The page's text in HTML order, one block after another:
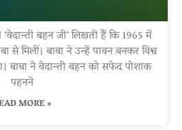
‘वेदान्ती बहन जी’ लिखती हैं कि 1965 में
मिलीं। बाबा ने उन्हें पावन बनकर विश्व
बाबा ने वेदान्ती बहन को सफेद पोशाक
पहनने
MORE »